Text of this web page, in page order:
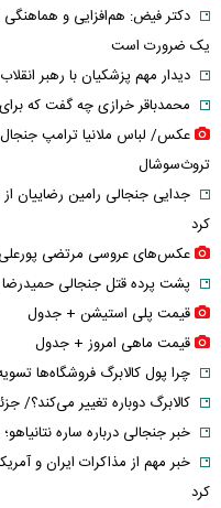
دکتر فیض: هم‌افزایی و
یک ضرورت است
دیدار مهم پزشکیان با رهبر
محمدباقر خرازی چه گفت که
عکس/ لباس ملانیا ترامپ
تروث‌سوشال
جدایی جنجالی رامین رضاییان
کرد
عکس‌های عروسی مرتضی
پشت پرده قتل جنجالی
قیمت پلی استیشن + جدول
قیمت ماهی امروز + جدول
چرا پول کالابرگ فروشگاه‌ها
کالابرگ دوباره تغییر می‌کند؟/
خبر جنجالی درباره ساره نتانیاهو؛ پای یک مرد
خبر مهم از مذاکرات ایران و
کرد